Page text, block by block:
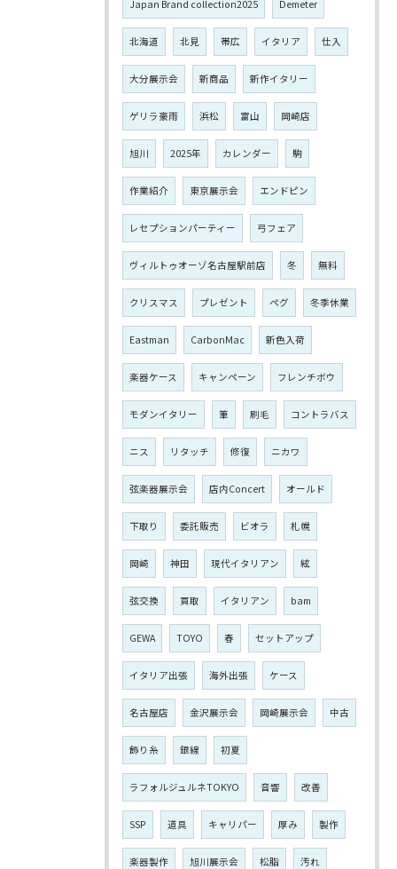
Japan Brand collection2025 Demeter
北海道 北見 帯広 イタリア 仕入
大分展示会 新商品 新作イタリー
ゲリラ豪雨 浜松 富山 岡崎店
旭川 2025年 カレンダー 駒
作業紹介 東京展示会 エンドピン
レセプションパーティー 弓フェア
ヴィルトゥオーゾ名古屋駅前店 冬 無料
クリスマス プレゼント ペグ 冬季休業
Eastman CarbonMac 新色入荷
楽器ケース キャンペーン フレンチボウ
モダンイタリー 筆 刷毛 コントラバス
ニス リタッチ 修復 ニカワ
弦楽器展示会 店内Concert オールド
下取り 委託販売 ビオラ 札幌
岡崎 神田 現代イタリアン 絃
弦交換 買取 イタリアン bam
GEWA TOYO 春 セットアップ
イタリア出張 海外出張 ケース
名古屋店 金沢展示会 岡崎展示会 中古
飾り糸 銀線 初夏
ラフォルジュルネTOKYO 音響 改善
SSP 道具 キャリパー 厚み 製作
楽器製作 旭川展示会 松脂 汚れ